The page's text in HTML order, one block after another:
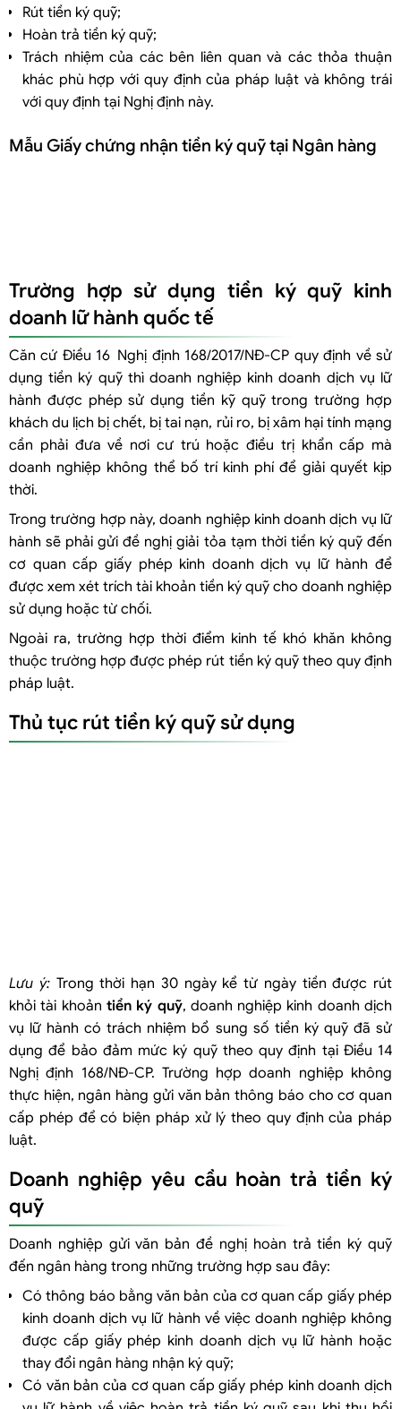
Rút tiền ký quỹ;
Hoàn trả tiền ký quỹ;
Trách nhiệm của các bên liên quan và các thỏa thuận
khác phù hợp với quy định của pháp luật và không trái
với quy định tại Nghị định này.
Mẫu Giấy chứng nhận tiền ký quỹ tại Ngân hàng
Trường hợp sử dụng tiền ký quỹ kinh
doanh lữ hành quốc tế
Căn cứ Điều 16 Nghị định 168/2017/NĐ-CP quy định về sử
dụng tiền ký quỹ thì doanh nghiệp kinh doanh dịch vụ lữ
hành được phép sử dụng tiền kỹ quỹ trong trường hợp
khách du lịch bị chết, bị tai nạn, rủi ro, bị xâm hại tính mạng
cần phải đưa về nơi cư trú hoặc điều trị khẩn cấp mà
doanh nghiệp không thể bố trí kinh phí để giải quyết kịp
thời.
Trong trường hợp này, doanh nghiệp kinh doanh dịch vụ lữ
hành sẽ phải gửi đề nghị giải tỏa tạm thời tiền ký quỹ đến
cơ quan cấp giấy phép kinh doanh dịch vụ lữ hành để
được xem xét trích tài khoản tiền ký quỹ cho doanh nghiệp
sử dụng hoặc từ chối.
Ngoài ra, trường hợp thời điểm kinh tế khó khăn không
thuộc trường hợp được phép rút tiền ký quỹ theo quy định
pháp luật.
Thủ tục rút tiền ký quỹ sử dụng
Lưu ý: Trong thời hạn 30 ngày kể từ ngày tiền được rút
khỏi tài khoản tiền ký quỹ, doanh nghiệp kinh doanh dịch
vụ lữ hành có trách nhiệm bổ sung số tiền ký quỹ đã sử
dụng để bảo đảm mức ký quỹ theo quy định tại Điều 14
Nghị định 168/NĐ-CP. Trường hợp doanh nghiệp không
thực hiện, ngân hàng gửi văn bản thông báo cho cơ quan
cấp phép để có biện pháp xử lý theo quy định của pháp
luật.
Doanh nghiệp yêu cầu hoàn trả tiền ký
quỹ
Doanh nghiệp gửi văn bản đề nghị hoàn trả tiền ký quỹ
đến ngân hàng trong những trường hợp sau đây:
Có thông báo bằng văn bản của cơ quan cấp giấy phép
kinh doanh dịch vụ lữ hành về việc doanh nghiệp không
được cấp giấy phép kinh doanh dịch vụ lữ hành hoặc
thay đổi ngân hàng nhận ký quỹ;
Có văn bản của cơ quan cấp giấy phép kinh doanh dịch